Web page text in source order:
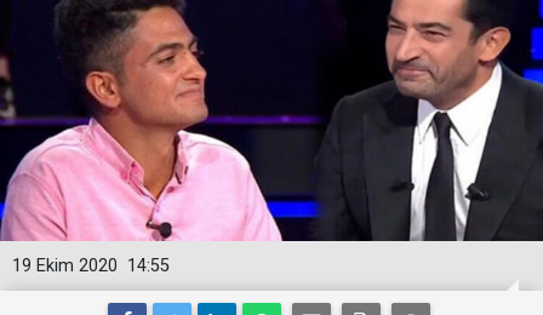
14:55
19 Ekim 2020